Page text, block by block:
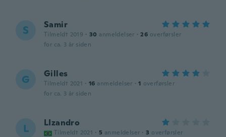
S Samir
Tilmeldt 2019 · 30 anmeldelser · 26 overførsler
for ca. 3 år siden
G Gilles
Tilmeldt 2021 · 16 anmeldelser · 1 overførsler
for ca. 3 år siden
L LIzandro
Tilmeldt 2021 · 5 anmeldelser · 3 overførsler